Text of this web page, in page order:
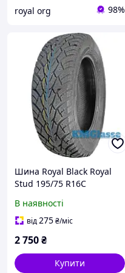
royal org 98%
Шина Royal Black Royal
Stud 195/75 R16C
В наявності
від275₴/міс
2 750₴
Купити